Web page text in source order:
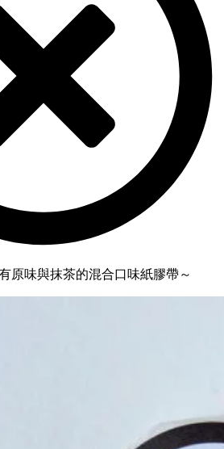
原味與抹茶的混合口味紙膠帶～